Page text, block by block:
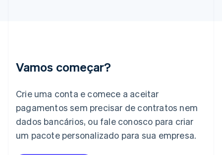
Vamos começar?
Crie uma conta e comece a aceitar
pagamentos sem precisar de contratos nem
dados bancários, ou fale conosco para criar
um pacote personalizado para sua empresa.
Itália
Japão
Letônia
English
Liechtenstein
Deutsch English